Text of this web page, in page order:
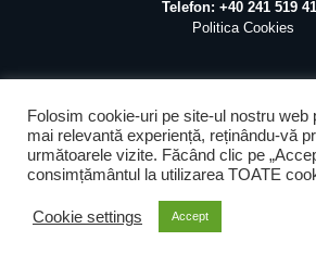
Telefon: +40 241 519
Politica Cookies
©2026 Atex Marine / Realizat de
Folosim cookie-uri pe site-ul nostru web
mai relevantă experiență, reținându-vă
următoarele vizite. Făcând clic pe
consimțământul la utilizarea TOATE
Cookie settings Accept